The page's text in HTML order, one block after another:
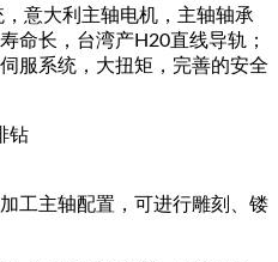
意大利主轴电机，主轴轴承
命长，台湾产H20直线导轨；
服系统，大扭矩，完善的安全
工主轴配置，可进行雕刻、镂